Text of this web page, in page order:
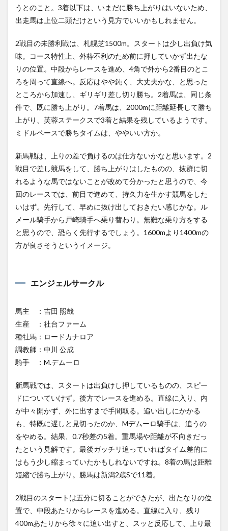
うとのこと。3着以下は、いまだに勝ち上がりはいないため、
出走馬は上位二頭だけという見方でいいかもしれません。
2戦目の未勝利戦は、札幌芝1500m。スタートは少し出負け気
味。コース特性上、外枠不利のため前に押していかず出たな
りの位置。中段からレースを進め、4角で外から2番目のとこ
ろを周って直線へ。反応はやや鈍く、大丈夫かな、と思った
ところから加速し、ギリギリ差し切り勝ち。2着馬は、同じ条
件で、既に勝ち上がり。7着馬は、2000mに距離延長して勝ち
上がり、芙蓉ステークスで3着と結果を残しているようです。
ミドルペースで勝ちタイムは、ややいい方か。
新馬戦は、上りの差で負けるのは仕方ないかなと思います。2
戦目で差し競馬をして、勝ち上がりはしたものの、抜群に切
れるような馬ではないことが改めて分かったと思うので、今
回のレースでは、前目で進めて、持久力を生かす競馬をした
いはず。先行して、早めに抜け出しておきたい感じかな。ル
メール騎手から戸崎騎手へ乗り替わり。無難な乗り方をする
と思うので、恐らく先行するでしょう。1600mより1400mの
方が良さそうというイメージ。
エンジェルサークル
馬主 ：吉田 照哉
生産 ：社台ファーム
種牡馬：ロードカナロア
調教師：中川 公成
騎手 ：M.デムーロ
新馬戦では、スタートは出負けし押しているものの、スピー
ドについていけず。後方でレースを進める。直線に入り、内
が中々開かず、外に出すまで手間取る。追い出しにかかる
も、特既に遅しと見切ったのか、Mデムーロ騎手は、追うの
をやめる。結果、0.7秒差の5着。重馬場や距離が不向きだっ
たという見解です。最後ガッチリ追っていればタイム差的に
はもう少し縮まっていたかもしれないですね。8着の馬は距離
短縮で勝ち上がり。勝馬は新潟2歳Sで11着。
2戦目のスタートは五分に切ることができたが、出たなりの位
置で、中段あたりからレースを進める。直線に入り、残り
400mあたりから徐々に追い出すと、スッと反応して、上り最